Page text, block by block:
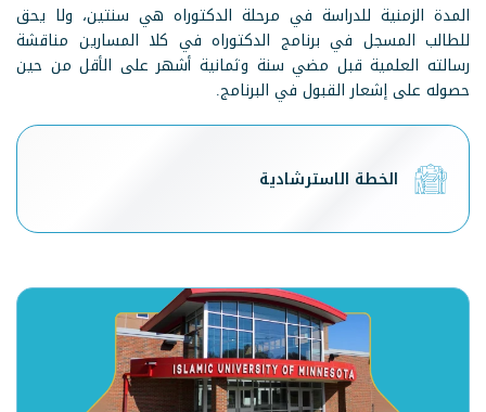
المدة الزمنية للدراسة في مرحلة الدكتوراه هي سنتين، ولا يحق
للطالب المسجل في برنامج الدكتوراه في كلا المسارين مناقشة
رسالته العلمية قبل مضي سنة وثمانية أشهر على الأقل من حين
حصوله على إشعار القبول في البرنامج.
الخطة الاسترشادية